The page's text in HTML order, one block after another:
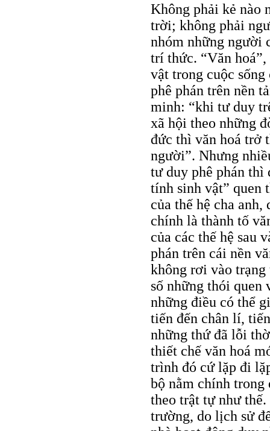
Không phải kẻ nào
trời; không phải
nhóm những người
trí thức. “Văn
vật trong cuộc
phê phán trên nền
minh: “khi tư duy
xã hội theo những
đức thì văn hoá trở
người”. Nhưng
tư duy phê phán thì
tính sinh vật” quen
của thế hệ cha
chính là thành tố
của các thế hệ sau
phán trên cái nền
không rơi vào
số những thói quen
những điều có thể
tiến đến chân lí,
những thứ đã lỗi
thiết chế văn hoá
trình đó cứ lặp đi
bộ nằm chính trong
theo trật tự như
trường, do lịch sử